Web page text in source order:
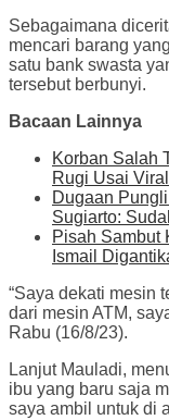
Sebagaimana
mencari barang
satu bank swasta
tersebut berbunyi.
Bacaan Lainnya
Korban Salah
Rugi Usai Viral
Dugaan
Sugiarto:
Pisah Sambut
Ismail
“Saya dekati mesin
dari mesin ATM,
Rabu (16/8/23).
Lanjut Mauladi,
ibu yang baru saja
saya ambil untuk di